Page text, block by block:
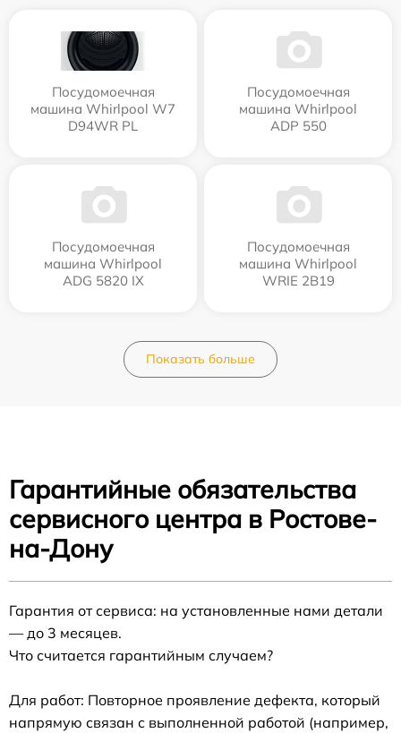
Посудомоечная
машина Whirlpool W7
D94WR PL
Посудомоечная
машина Whirlpool
ADP 550
Посудомоечная
машина Whirlpool
ADG 5820 IX
Посудомоечная
машина Whirlpool
WRIE 2B19
Показать больше
Гарантийные обязательства
сервисного центра в Ростове-
на-Дону
Гарантия от сервиса: на установленные нами детали
— до 3 месяцев.
Что считается гарантийным случаем?
Для работ: Повторное проявление дефекта, который
напрямую связан с выполненной работой (например,